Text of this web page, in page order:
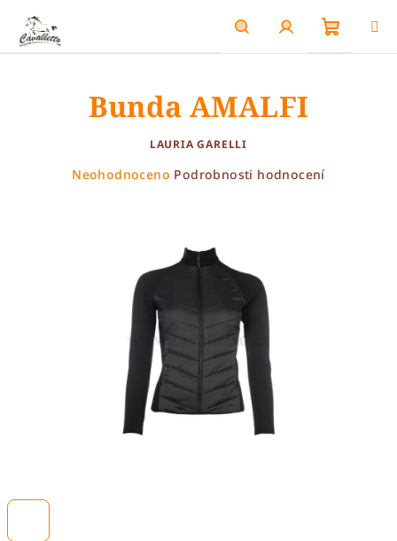
obsah
HledatPřihlášení
Bunda AMALFI
LAURIA GARELLI
Průměrné
hvězdiček.
Neohodnoceno Podrobnosti hodnocení